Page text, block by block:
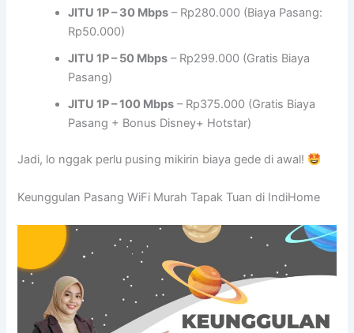
JITU 1P – 30 Mbps – Rp280.000 (Biaya Pasang:
Rp50.000)
JITU 1P – 50 Mbps – Rp299.000 (Gratis Biaya
Pasang)
JITU 1P – 100 Mbps – Rp375.000 (Gratis Biaya
Pasang + Bonus Disney+ Hotstar)
Jadi, lo nggak perlu pusing mikirin biaya gede di awal!
Keunggulan Pasang WiFi Murah Tapak Tuan di IndiHome